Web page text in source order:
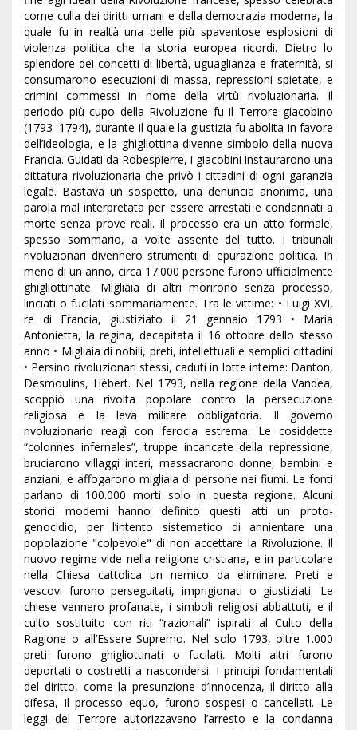
come culla dei diritti umani e della democrazia moderna, la
quale fu in realtà una delle più spaventose esplosioni di
violenza politica che la storia europea ricordi. Dietro lo
splendore dei concetti di libertà, uguaglianza e fraternità, si
consumarono esecuzioni di massa, repressioni spietate, e
crimini commessi in nome della virtù rivoluzionaria. Il
periodo più cupo della Rivoluzione fu il Terrore giacobino
(1793–1794), durante il quale la giustizia fu abolita in favore
dell’ideologia, e la ghigliottina divenne simbolo della nuova
Francia. Guidati da Robespierre, i giacobini instaurarono una
dittatura rivoluzionaria che privò i cittadini di ogni garanzia
legale. Bastava un sospetto, una denuncia anonima, una
parola mal interpretata per essere arrestati e condannati a
morte senza prove reali. Il processo era un atto formale,
spesso sommario, a volte assente del tutto. I tribunali
rivoluzionari divennero strumenti di epurazione politica. In
meno di un anno, circa 17.000 persone furono ufficialmente
ghigliottinate. Migliaia di altri morirono senza processo,
linciati o fucilati sommariamente. Tra le vittime: • Luigi XVI,
re di Francia, giustiziato il 21 gennaio 1793 • Maria
Antonietta, la regina, decapitata il 16 ottobre dello stesso
anno • Migliaia di nobili, preti, intellettuali e semplici cittadini
• Persino rivoluzionari stessi, caduti in lotte interne: Danton,
Desmoulins, Hébert. Nel 1793, nella regione della Vandea,
scoppiò una rivolta popolare contro la persecuzione
religiosa e la leva militare obbligatoria. Il governo
rivoluzionario reagì con ferocia estrema. Le cosiddette
“colonnes infernales”, truppe incaricate della repressione,
bruciarono villaggi interi, massacrarono donne, bambini e
anziani, e affogarono migliaia di persone nei fiumi. Le fonti
parlano di 100.000 morti solo in questa regione. Alcuni
storici moderni hanno definito questi atti un proto-
genocidio, per l’intento sistematico di annientare una
popolazione "colpevole" di non accettare la Rivoluzione. Il
nuovo regime vide nella religione cristiana, e in particolare
nella Chiesa cattolica un nemico da eliminare. Preti e
vescovi furono perseguitati, imprigionati o giustiziati. Le
chiese vennero profanate, i simboli religiosi abbattuti, e il
culto sostituito con riti “razionali” ispirati al Culto della
Ragione o all’Essere Supremo. Nel solo 1793, oltre 1.000
preti furono ghigliottinati o fucilati. Molti altri furono
deportati o costretti a nascondersi. I principi fondamentali
del diritto, come la presunzione d’innocenza, il diritto alla
difesa, il processo equo, furono sospesi o cancellati. Le
leggi del Terrore autorizzavano l’arresto e la condanna